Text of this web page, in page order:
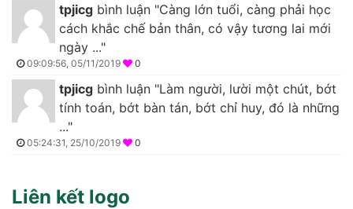
tpjicg bình luận "Càng lớn tuổi, càng phải học
cách khắc chế bản thân, có vậy tương lai mới
ngày ..."
09:09:56, 05/11/2019 0
tpjicg bình luận "Làm người, lười một chút, bớt
tính toán, bớt bàn tán, bớt chỉ huy, đó là những
..."
05:24:31, 25/10/2019 0
Liên kết logo